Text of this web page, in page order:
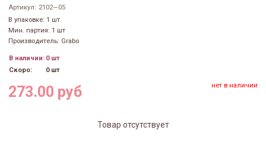
Артикул: 2102—05
В упаковке: 1 шт.
Мин. партия: 1 шт
Производитель: Grabo
В наличии: 0 шт
Скоро:
0 шт
273.00 руб нет в наличии
Товар отсутствует